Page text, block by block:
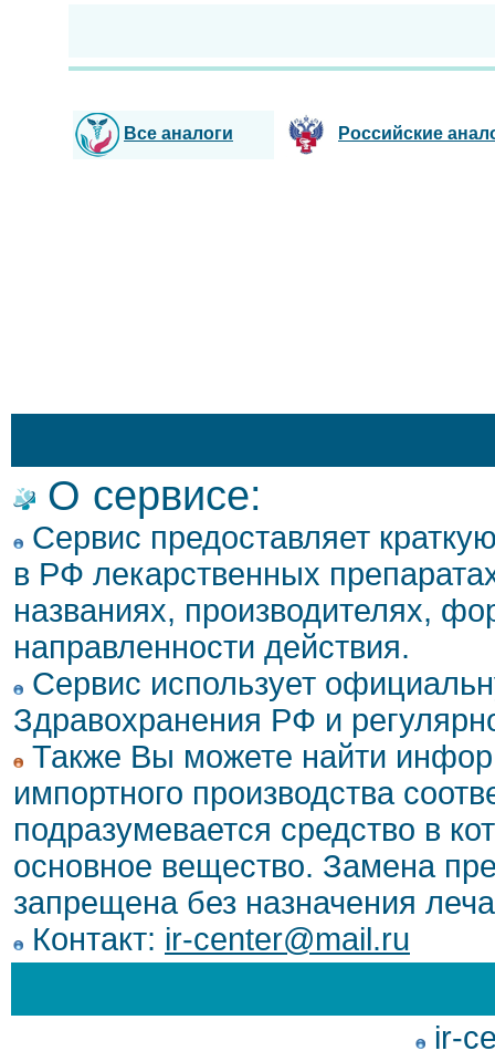
Все аналоги Российские
О сервисе:
Сервис предоставляет
в РФ лекарственных
названиях, производителях,
направленности действия.
Сервис использует
Здравохранения РФ и
Также Вы можете найти
импортного производства
подразумевается средство в
основное вещество. Замена
запрещена без назначения
Контакт: ir-center@mail.ru
ir-